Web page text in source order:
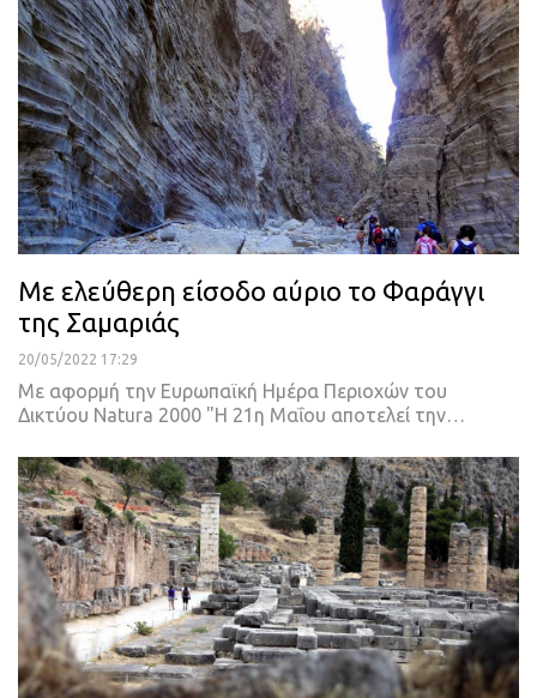
Με ελεύθερη είσοδο αύριο το Φαράγγι
της Σαμαριάς
20/05/2022 17:29
Με αφορμή την Ευρωπαϊκή Ημέρα Περιοχών του
Δικτύου Natura 2000 "Η 21η Μαΐου αποτελεί την